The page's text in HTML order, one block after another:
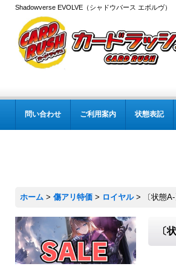
Shadowverse EVOLVE（シャドウバース エボルヴ
問い合わせ ご利用案内 状態表記
ホーム > 傷アリ特価 > ロイヤル > 〔状態
〔